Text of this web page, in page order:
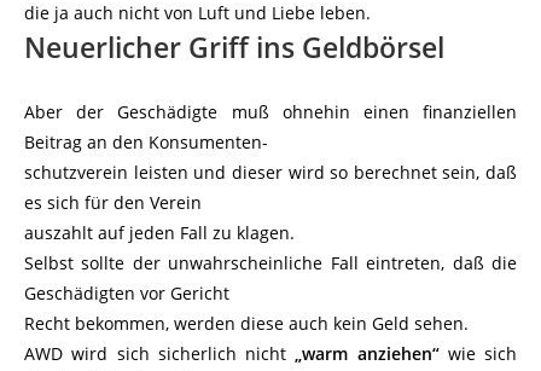
die ja auch nicht von Luft und Liebe leben.
Neuerlicher Griff ins Geldbörsel
Aber der Geschädigte muß ohnehin einen finanziellen
Beitrag an den Konsumenten-
schutzverein leisten und dieser wird so berechnet sein, daß
es sich für den Verein
auszahlt auf jeden Fall zu klagen.
Selbst sollte der unwahrscheinliche Fall eintreten, daß die
Geschädigten vor Gericht
Recht bekommen, werden diese auch kein Geld sehen.
AWD wird sich sicherlich nicht„warm anziehen“ wie sich